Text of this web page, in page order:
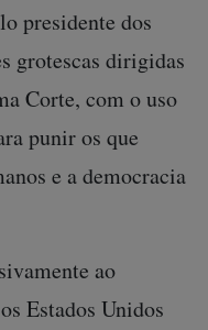
presidente dos
grotescas dirigidas
Corte, com o uso
punir os que
e a democracia
ao
Estados Unidos